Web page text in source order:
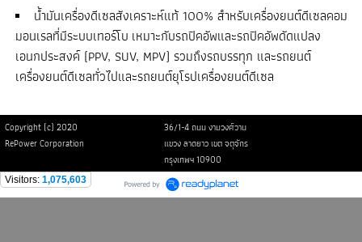
น้ำมันเครื่องดีเซลสังเคราะห์แท้ 100% สำหรับเครื่องยนต์ดีเซลคอม
มอนเรลที่มีระบบเทอร์โบ เหมาะกับรถปิคอัพและรถปิคอัพดัดแปลง
เอนกประสงค์ (PPV, SUV, MPV) รวมถึงรถบรรทุก และรถยนต์
เครื่องยนต์ดีเซลทั่วไปและรถยนต์ยุโรปเครื่องยนต์ดีเซล
Copyright (c) 2020
36/1-4 ถนน งามวงศ์วาน
RePower Corporation
แขวง ลาดยาว เขต จตุจักร
กรุงเทพฯ 10900
Visitors: 1,075,603